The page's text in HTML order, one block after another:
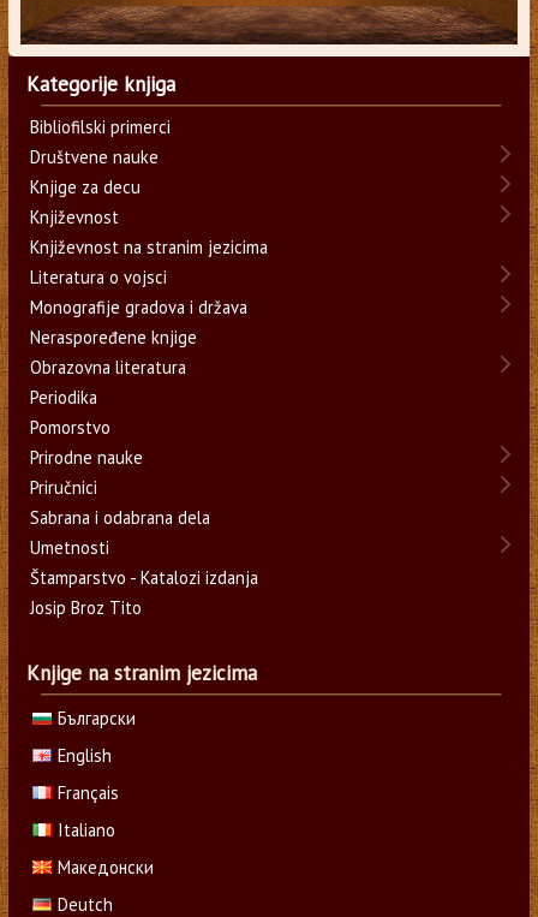
Kategorije knjiga
Bibliofilski primerci
Društvene nauke
Knjige za decu
Književnost
Književnost na stranim jezicima
Literatura o vojsci
Monografije gradova i država
Neraspoređene knjige
Obrazovna literatura
Periodika
Pomorstvo
Prirodne nauke
Priručnici
Sabrana i odabrana dela
Umetnosti
Štamparstvo - Katalozi izdanja
Josip Broz Tito
Knjige na stranim jezicima
Български
English
Français
Italiano
Македонски
Deutch